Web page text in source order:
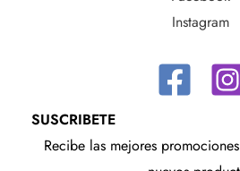
Instagram
SUSCRIBETE
Recibe las mejores